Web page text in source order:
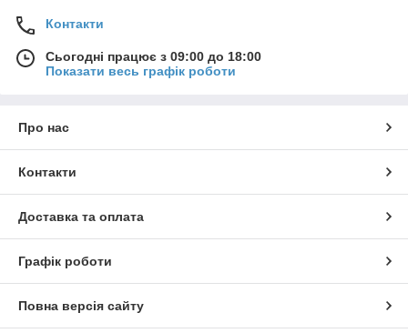
Контакти
Сьогодні працює з 09:00 до 18:00
Показати весь графік роботи
Про нас
Контакти
Доставка та оплата
Графік роботи
Повна версія сайту